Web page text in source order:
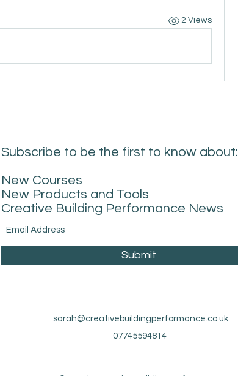
2 Views
Subscribe to be the first to know about:
New Courses
New Products and Tools
Creative Building Performance News
Submit
sarah@creativebuildingperformance.co.uk
07745594814